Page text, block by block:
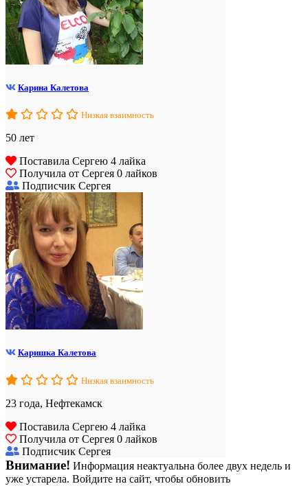
Карина Калетова
Низкая взаимность
50 лет
Поставила Сергею 4 лайка
Получила от Сергея 0 лайков
Подписчик Сергея
Каришка Калетова
Низкая взаимность
23 года, Нефтекамск
Поставила Сергею 4 лайка
Получила от Сергея 0 лайков
Подписчик Сергея
Внимание! Информация неактуальна более двух недель и
уже устарела. Войдите на сайт, чтобы обновить